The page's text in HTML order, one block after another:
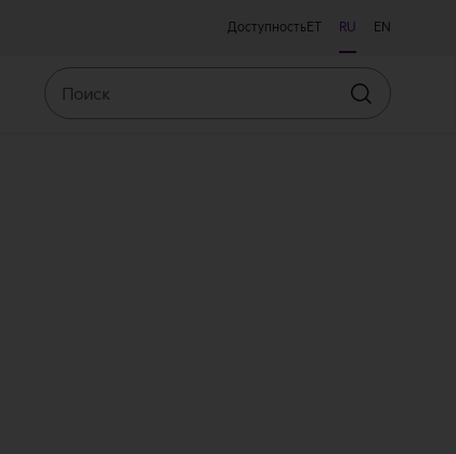
Доступность ET RU EN
Искать